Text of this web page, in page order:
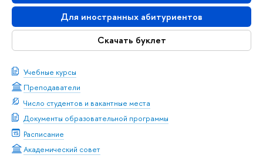
Для иностранных абитуриентов
Скачать буклет
Учебные курсы
Преподаватели
Число студентов и вакантные места
Документы образовательной программы
Расписание
Академический совет